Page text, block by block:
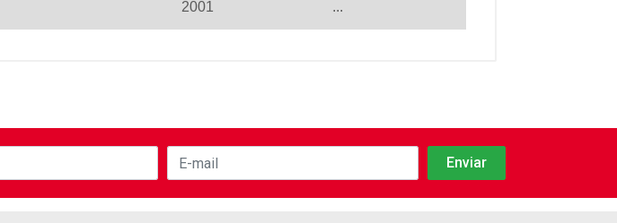
2001 ...